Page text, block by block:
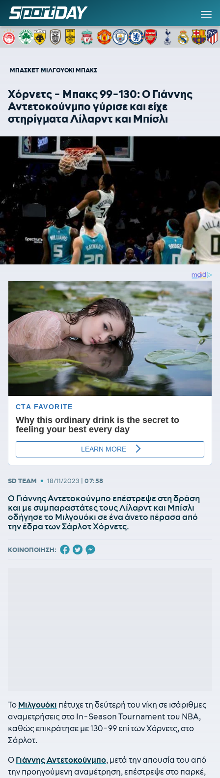
ΜΠΑΣΚΕΤ ΜΙΛΓΟΥΟΚΙ ΜΠΑΚΣ
Χόρνετς - Μπακς 99-130: Ο Γιάννης
Αντετοκούνμπο γύρισε και είχε
στηρίγματα Λίλαρντ και Μπίσλι
SD TEAM • 18/11/2023 | 07:58
Ο Γιάννης Αντετοκούνμπο επέστρεψε στη δράση
και με συμπαραστάτες τους Λίλαρντ και Μπίσλι
οδήγησε το Μιλγουόκι σε ένα άνετο πέρασα από
την έδρα των Σάρλοτ Χόρνετς.
ΚΟΙΝΟΠΟΙΗΣΗ:
Το Μιλγουόκι πέτυχε τη δεύτερή του νίκη σε ισάριθμες
αναμετρήσεις στο In-Season Tournament του NBA,
καθώς επικράτησε με 130-99 επί των Χόρνετς, στο
Σάρλοτ.
Ο Γιάννης Αντετοκούνμπο, μετά την απουσία του από
την προηγούμενη αναμέτρηση, επέστρεψε στο παρκέ,